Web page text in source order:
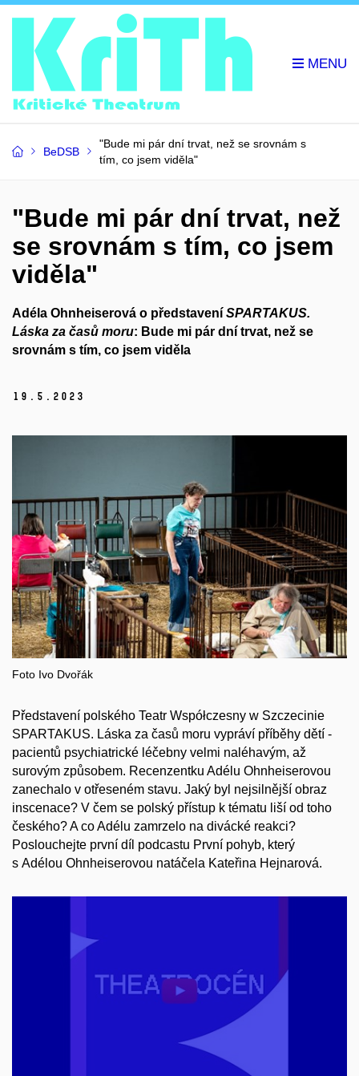
BeDSB
"Bude mi pár dní trvat, než se srovnám s
tím, co jsem viděla"
"Bude mi pár dní trvat, než
se srovnám s tím, co jsem
viděla"
Adéla Ohnheiserová o představení SPARTAKUS.
Láska za časů moru: Bude mi pár dní trvat, než se
srovnám s tím, co jsem viděla
19. 5. 2023
Foto Ivo Dvořák
Představení polského Teatr Współczesny w Szczecinie
SPARTAKUS. Láska za časů moru vypráví příběhy dětí -
pacientů psychiatrické léčebny velmi naléhavým, až
surovým způsobem. Recenzentku Adélu Ohnheiserovou
zanechalo v otřeseném stavu. Jaký byl nejsilnější obraz
inscenace? V čem se polský přístup k tématu liší od toho
českého? A co Adélu zamrzelo na divácké reakci?
Poslouchejte první díl podcastu První pohyb, který
s Adélou Ohnheiserovou natáčela Kateřina Hejnarová.
Povolit cookies a přehrát
Otevřít na youtube.com